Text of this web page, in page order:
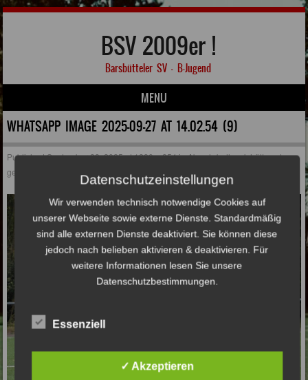
BSV 2009er !
Barsbütteler SV – B-Jugend
MENU
Skip to content
WHATSAPP IMAGE 2025-09-27 AT 14.02.54 (9)
PublishedSeptember 28, 2025at1280 × 854inAbwehrbollwerk hält auch
gegen Eintracht Norderstedt!
Datenschutzeinstellungen
Wir verwenden technisch notwendige Cookies auf
unserer Webseite sowie externe Dienste. Standardmäßig
sind alle externen Dienste deaktiviert. Sie können diese
jedoch nach belieben aktivieren & deaktivieren. Für
weitere Informationen lesen Sie unsere
Datenschutzbestimmungen.
Essenziell
✓ Akzeptieren